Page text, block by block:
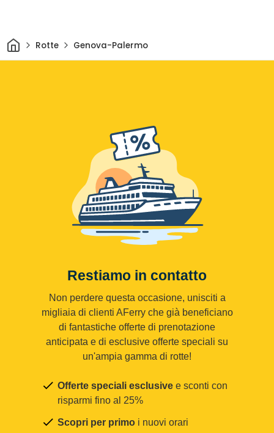
CasaRotte Genova-Palermo
Restiamo in contatto
Non perdere questa occasione, unisciti a
migliaia di clienti AFerry che già beneficiano
di fantastiche offerte di prenotazione
anticipata e di esclusive offerte speciali su
un'ampia gamma di rotte!
Offerte speciali esclusive e sconti con
risparmi fino al 25%
Scopri per primo i nuovi orari